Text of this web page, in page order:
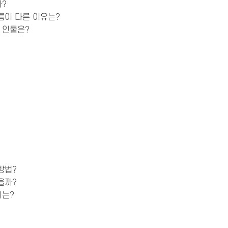
?
이 다른 이유는?
물은?
법?
까?
는?